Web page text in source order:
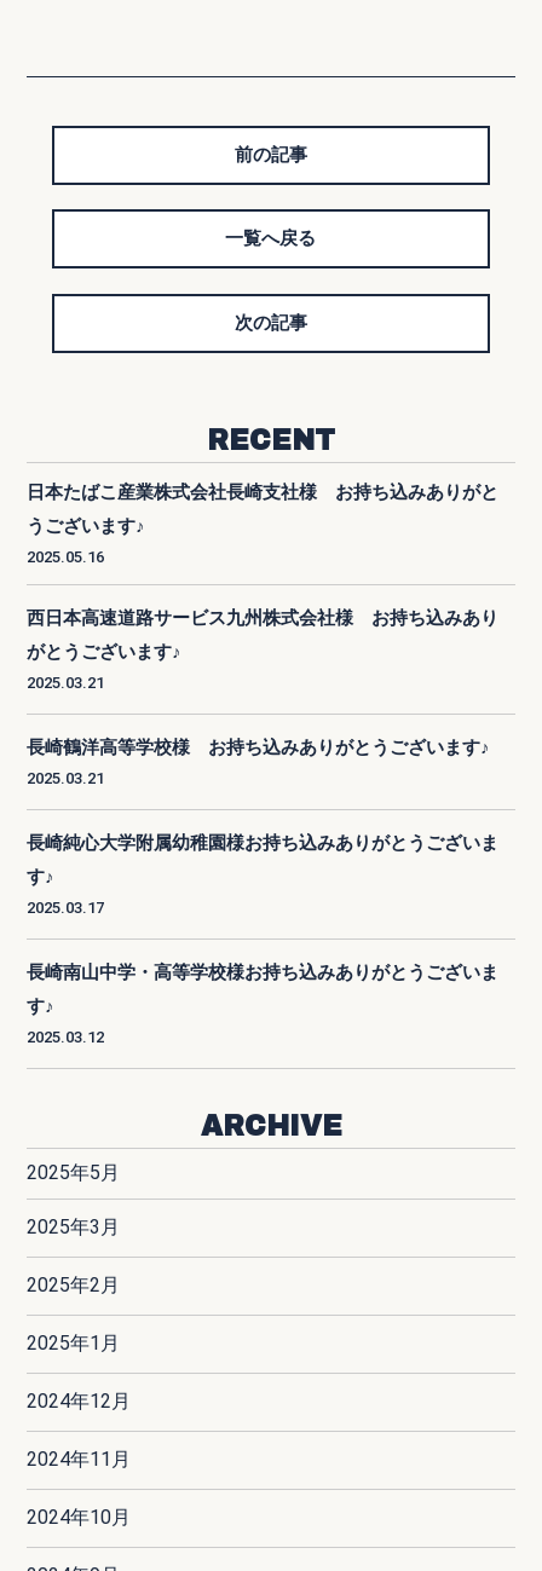
前の記事
一覧へ戻る
次の記事
RECENT
日本たばこ産業株式会社長崎支社様 お持ち込みありがと
うございます♪
2025.05.16
西日本高速道路サービス九州株式会社様 お持ち込みあり
がとうございます♪
2025.03.21
長崎鶴洋高等学校様 お持ち込みありがとうございます♪
2025.03.21
長崎純心大学附属幼稚園様お持ち込みありがとうございま
す♪
2025.03.17
長崎南山中学・高等学校様お持ち込みありがとうございま
す♪
2025.03.12
ARCHIVE
2025年5月
2025年3月
2025年2月
2025年1月
2024年12月
2024年11月
2024年10月